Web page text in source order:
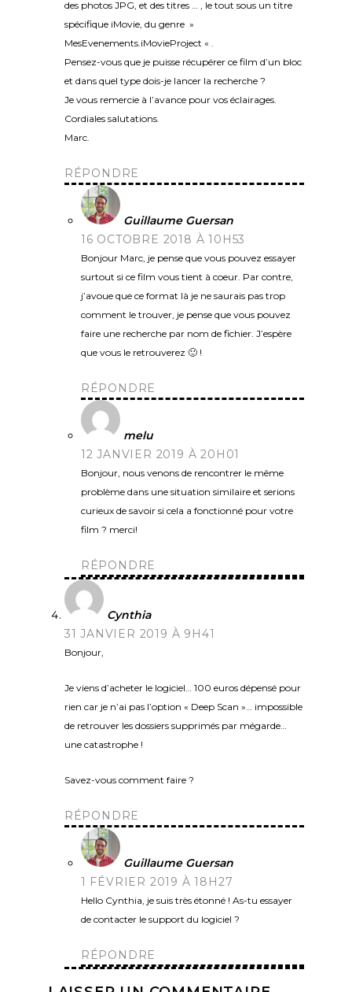
des photos JPG, et des titres … , le tout sous un titre
spécifique iMovie, du genre »
MesEvenements.iMovieProject « .
Pensez-vous que je puisse récupérer ce film d’un bloc
et dans quel type dois-je lancer la recherche ?
Je vous remercie à l’avance pour vos éclairages.
Cordiales salutations.
Marc.
RÉPONDRE
Guillaume Guersan
16 OCTOBRE 2018 À 10H53
Bonjour Marc, je pense que vous pouvez essayer
surtout si ce film vous tient à coeur. Par contre,
j’avoue que ce format là je ne saurais pas trop
comment le trouver, je pense que vous pouvez
faire une recherche par nom de fichier. J’espère
que vous le retrouverez 🙂 !
RÉPONDRE
melu
12 JANVIER 2019 À 20H01
Bonjour, nous venons de rencontrer le même
problème dans une situation similaire et serions
curieux de savoir si cela a fonctionné pour votre
film ? merci!
RÉPONDRE
Cynthia
31 JANVIER 2019 À 9H41
Bonjour,
Je viens d’acheter le logiciel… 100 euros dépensé pour
rien car je n’ai pas l’option « Deep Scan »… impossible
de retrouver les dossiers supprimés par mégarde…
une catastrophe !
Savez-vous comment faire ?
RÉPONDRE
Guillaume Guersan
1 FÉVRIER 2019 À 18H27
Hello Cynthia, je suis très étonné ! As-tu essayer
de contacter le support du logiciel ?
RÉPONDRE